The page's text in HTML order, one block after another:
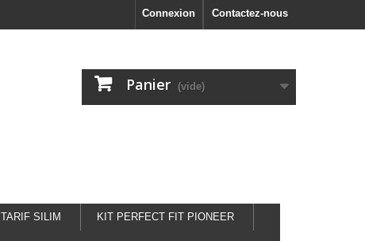
Contactez-nous
Connexion
Panier (vide)
TARIF SILIM KIT PERFECT FIT PIONEER